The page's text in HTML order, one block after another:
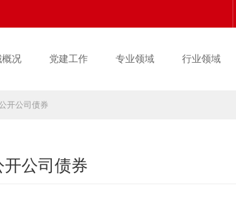
概况 党建工作 专业领域 行业领域
开公司债券
公司债券